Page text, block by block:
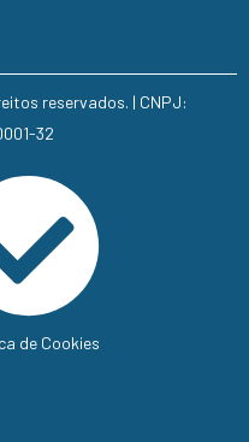
reservados. | CNPJ:
32
de Cookies